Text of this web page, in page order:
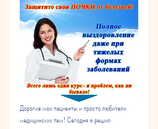
Дорогие мои пациенты и просто любители
медицинских тем! Сегодня я решил